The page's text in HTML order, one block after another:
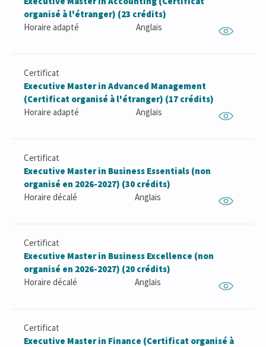
organisé à l'étranger) (23 crédits)
Horaire adapté
Anglais
Certificat
Executive Master in Advanced Management
(Certificat organisé à l'étranger) (17 crédits)
Horaire adapté
Anglais
Certificat
Executive Master in Business Essentials (non
organisé en 2026-2027) (30 crédits)
Horaire décalé
Anglais
Certificat
Executive Master in Business Excellence (non
organisé en 2026-2027) (20 crédits)
Horaire décalé
Anglais
Certificat
Executive Master in Finance (Certificat organisé à